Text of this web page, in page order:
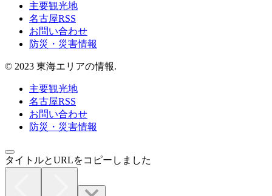
主要観光地
名古屋RSS
お問い合わせ
防災・災害情報
© 2023 東海エリアの情報.
主要観光地
名古屋RSS
お問い合わせ
防災・災害情報
タイトルとURLをコピーしました